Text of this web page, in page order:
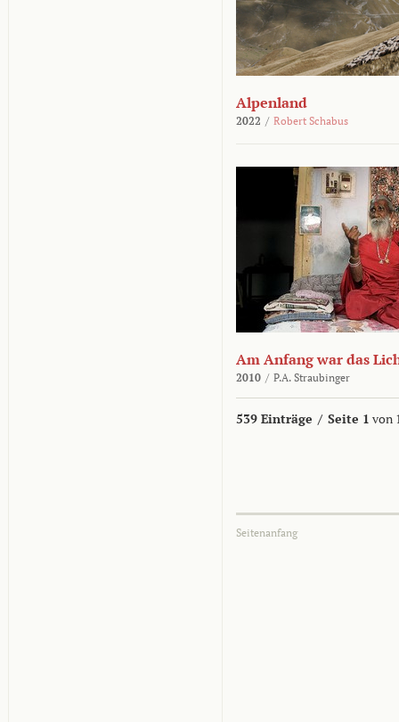
Alpenland
2022 / Robert Schabus
Am Anfang war das
2010 / P.A. Straubinger
539 Einträge / Seite 1 von
Seitenanfang